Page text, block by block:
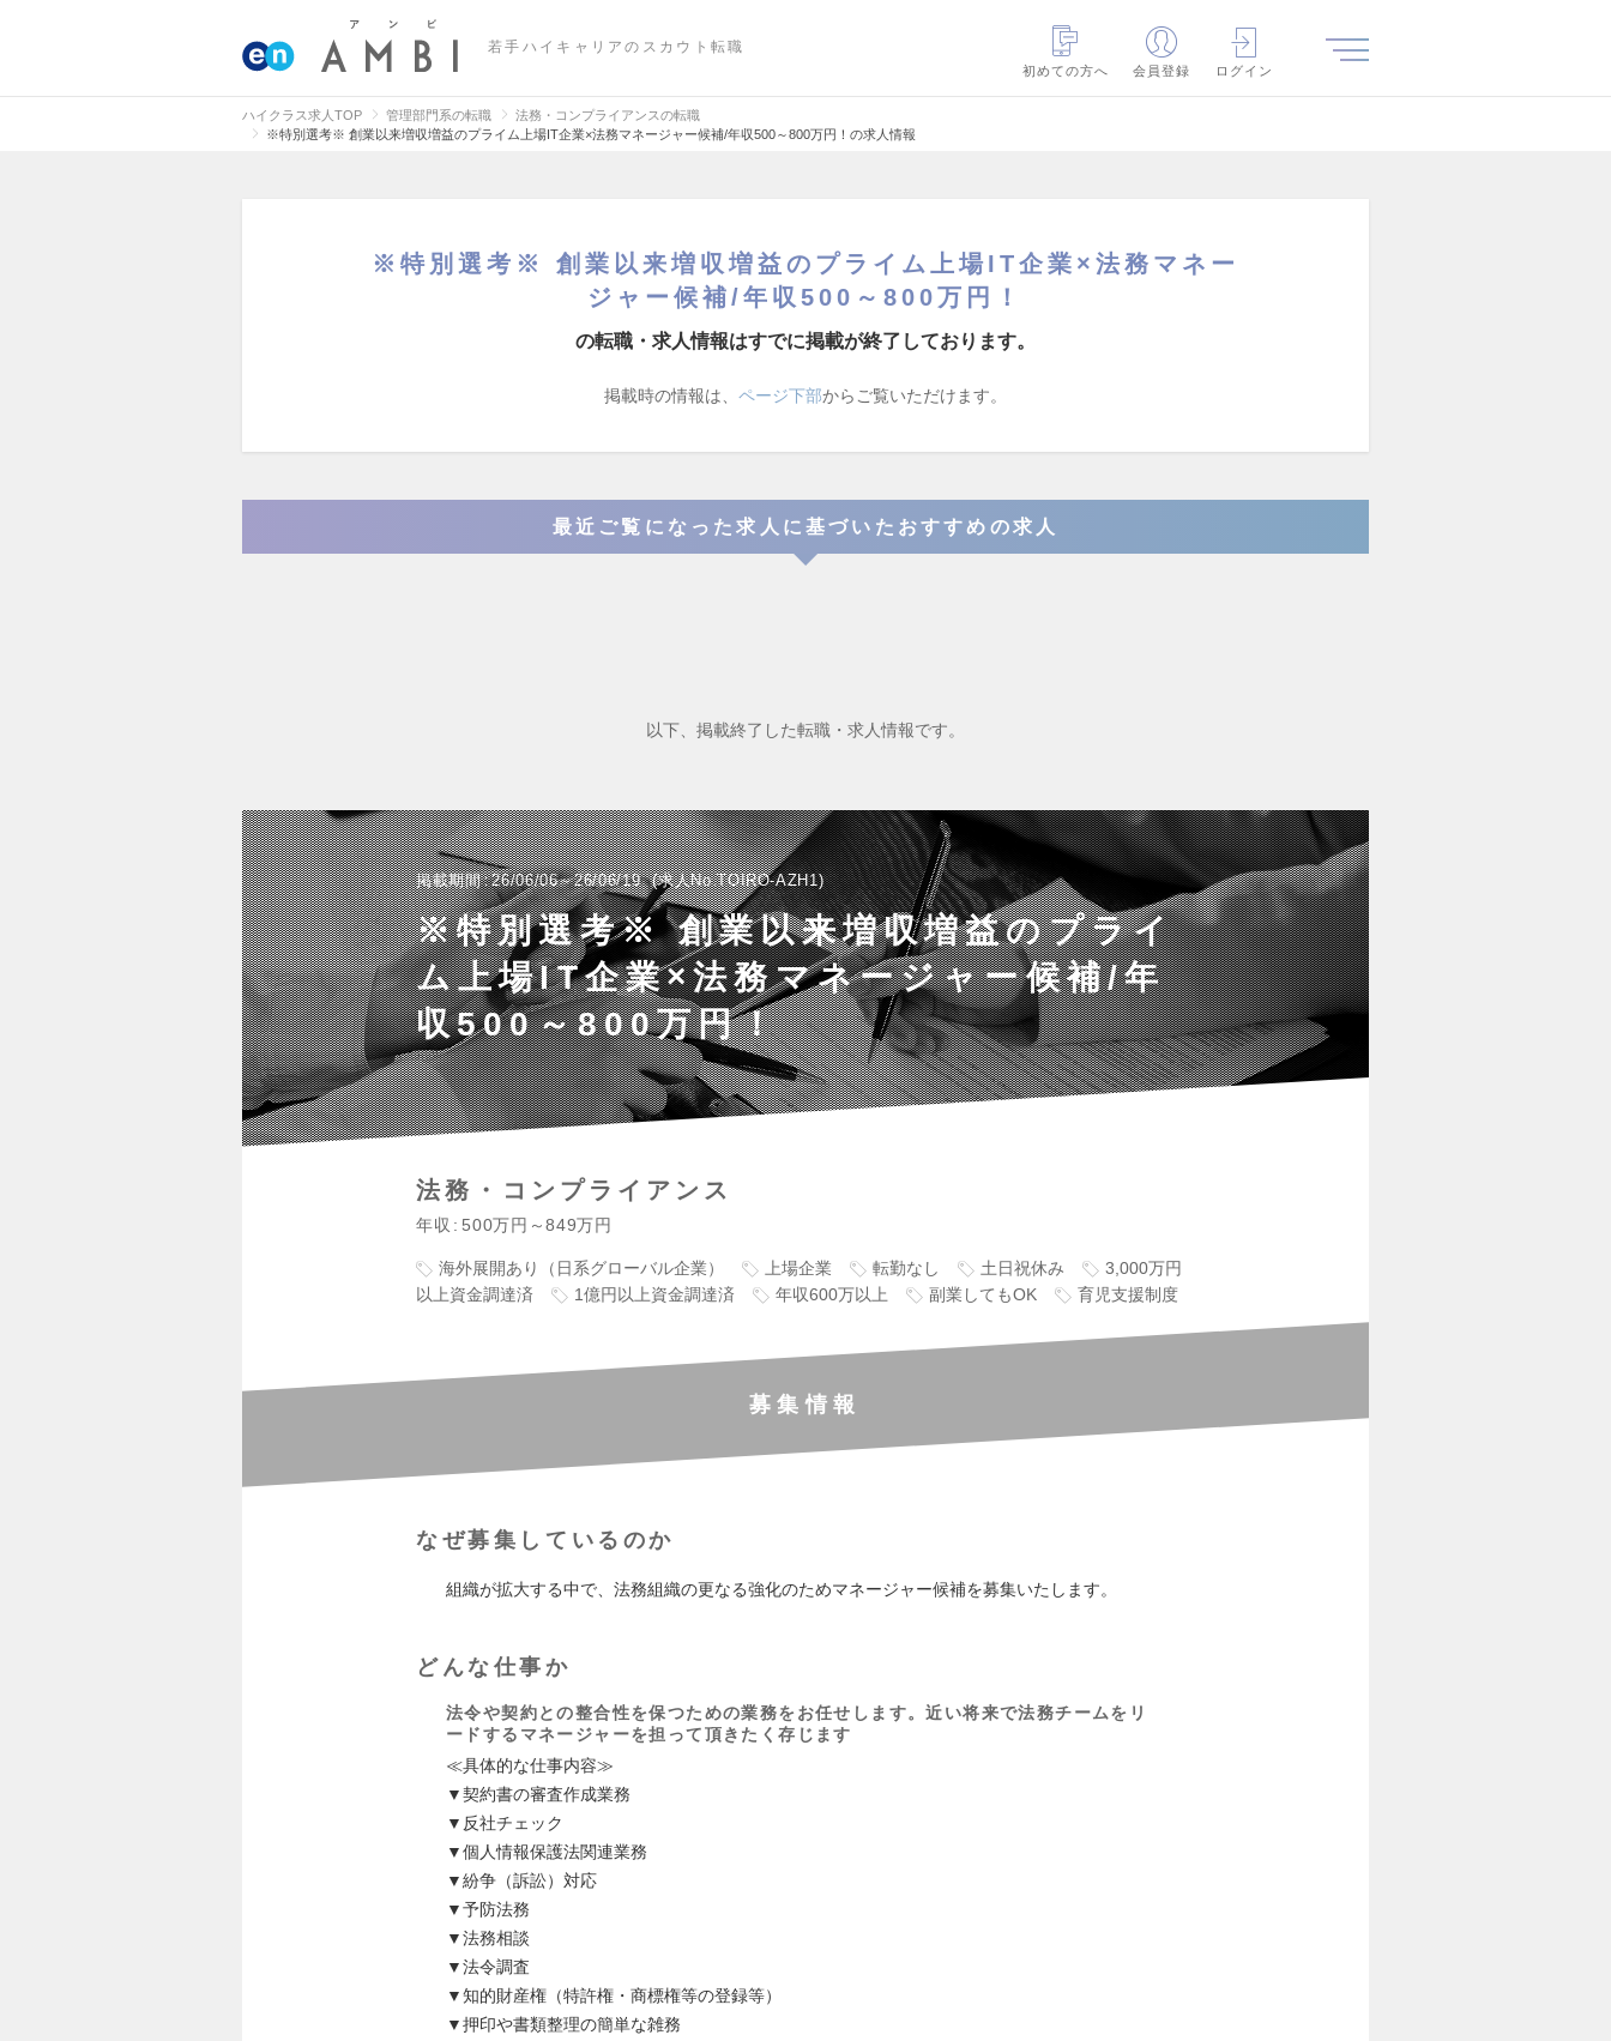
若手ハイキャリアのスカウト転職
初めての方へ
会員登録 ログイン
ハイクラス求人TOP 管理部門系の転職
法務・コンプライアンスの転職
※特別選考※ 創業以来増収増益のプライム上場IT企業×法務マネージャー候補/年収500～800万円！の求人情報
※特別選考※ 創業以来増収増益のプライム上場IT企業×法務マネー
ジャー候補/年収500～800万円！
の転職・求人情報はすでに掲載が終了しております。
掲載時の情報は、 ページ下部からご覧いただけます。
最近ご覧になった求人に基づいたおすすめの求人
以下、掲載終了した転職・求人情報です。
掲載期間 26/06/06～26/06/19 求人No.TOIRO-AZH1
※特別選考※ 創業以来増収増益のプライ
ム上場IT企業×法務マネージャー候補/年
収500～800万円！
法務・コンプライアンス
年収 500万円～849万円
海外展開あり（日系グローバル企業） 上場企業 転勤なし 土日祝休み
3,000万円
以上資金調達済
1億円以上資金調達済 年収600万以上 副業してもOK 育児支援制度
募集情報
なぜ募集しているのか
組織が拡大する中で、法務組織の更なる強化のためマネージャー候補を募集いたします。
どんな仕事か
法令や契約との整合性を保つための業務をお任せします。近い将来で法務チームをリ
ードするマネージャーを担って頂きたく存じます
≪具体的な仕事内容≫
▼契約書の審査作成業務
▼反社チェック
▼個人情報保護法関連業務
▼紛争（訴訟）対応
▼予防法務
▼法務相談
▼法令調査
▼知的財産権（特許権・商標権等の登録等）
▼押印や書類整理の簡単な雑務